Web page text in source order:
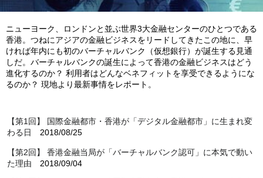
ニューヨーク、ロンドンと並ぶ世界3大金融センターのひとつである
香港。つねにアジアの金融ビジネスをリードしてきたこの地に、早
ければ年内にも初のバーチャルバンク（仮想銀行）が誕生する見通
しだ。バーチャルバンクの誕生によって香港の金融ビジネスはどう
進化するのか？ 利用者はどんなベネフィットを享受できるようにな
るのか？ 現地より最新事情をレポート。
【第1回】 国際金融都市・香港が「デジタル金融都市」に生まれ変
わる日
2018/08/25
【第2回】 香港金融当局が「バーチャルバンク認可」に本気で動い
た理由 2018/09/04